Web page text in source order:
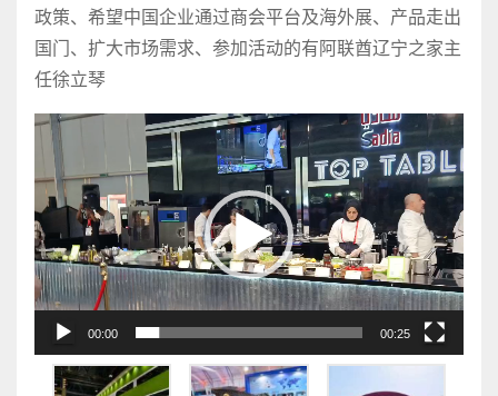
政策、希望中国企业通过商会平台及海外展、产品走出
国门、扩大市场需求、参加活动的有阿联酋辽宁之家主
任徐立琴
视
播
放
器
00:00 00:25